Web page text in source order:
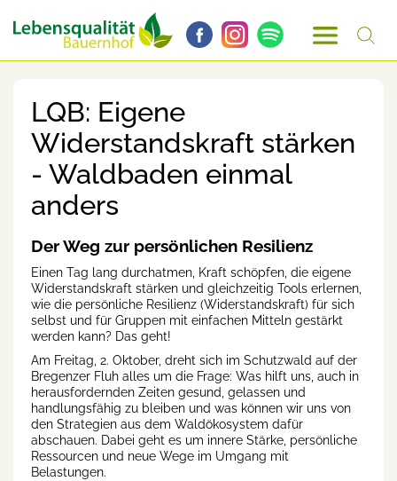
LQB: Eigene
Widerstandskraft stärken
- Waldbaden einmal
anders
Der Weg zur persönlichen Resilienz
Einen Tag lang durchatmen, Kraft schöpfen, die eigene
Widerstandskraft stärken und gleichzeitig Tools erlernen,
wie die persönliche Resilienz (Widerstandskraft) für sich
selbst und für Gruppen mit einfachen Mitteln gestärkt
werden kann? Das geht!
Am Freitag, 2. Oktober, dreht sich im Schutzwald auf der
Bregenzer Fluh alles um die Frage: Was hilft uns, auch in
herausfordernden Zeiten gesund, gelassen und
handlungsfähig zu bleiben und was können wir uns von
den Strategien aus dem Waldökosystem dafür
abschauen. Dabei geht es um innere Stärke, persönliche
Ressourcen und neue Wege im Umgang mit
Belastungen.